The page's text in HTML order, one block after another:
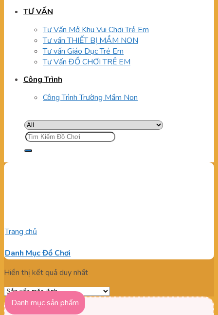
TƯ VẤN
Tư Vấn Mở Khu Vui Chơi Trẻ Em
Tư vấn THIẾT BỊ MẦM NON
Tư vấn Giáo Dục Trẻ Em
Tư Vấn ĐỒ CHƠI TRẺ EM
Công Trình
Công Trình Trường Mầm Non
Tìm
kiếm:
Trang chủ
Danh Mục Đồ Chơi
Hiển thị kết quả duy nhất
Danh mục sản phẩm